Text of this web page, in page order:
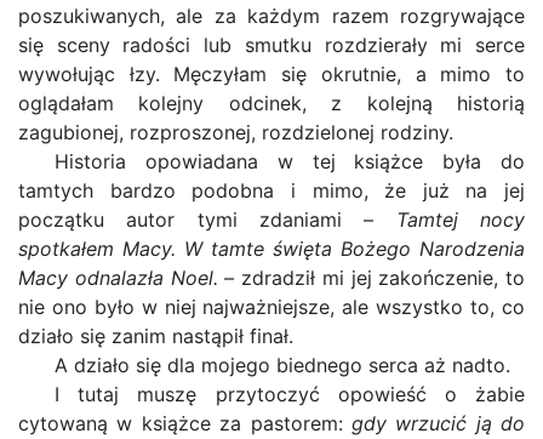
poszukiwanych, ale za każdym razem rozgrywające
się sceny radości lub smutku rozdzierały mi serce
wywołując łzy. Męczyłam się okrutnie, a mimo to
oglądałam kolejny odcinek, z kolejną historią
zagubionej, rozproszonej, rozdzielonej rodziny.
Historia opowiadana w tej książce była do
tamtych bardzo podobna i mimo, że już na jej
początku autor tymi zdaniami – Tamtej nocy
spotkałem Macy. W tamte święta Bożego Narodzenia
Macy odnalazła Noel. – zdradził mi jej zakończenie, to
nie ono było w niej najważniejsze, ale wszystko to, co
działo się zanim nastąpił finał.
A działo się dla mojego biednego serca aż nadto.
I tutaj muszę przytoczyć opowieść o żabie
cytowaną w książce za pastorem: gdy wrzucić ją do